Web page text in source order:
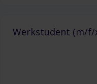
Werkstudent (m/f/